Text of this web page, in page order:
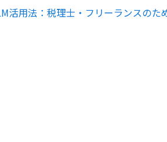
用法：税理士・フリーランスのた